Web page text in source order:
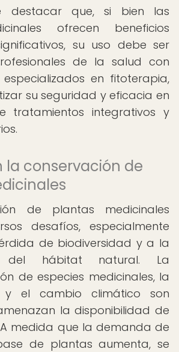
destacar que, si bien las
ofrecen beneficios
su uso debe ser
de la salud con
especializados en fitoterapia,
su seguridad y eficacia en
tratamientos integrativos y
la conservación de
de plantas medicinales
desafíos, especialmente
de biodiversidad y a la
del hábitat natural. La
de especies medicinales, la
y el cambio climático son
la disponibilidad de
medida que la demanda de
de plantas aumenta, se